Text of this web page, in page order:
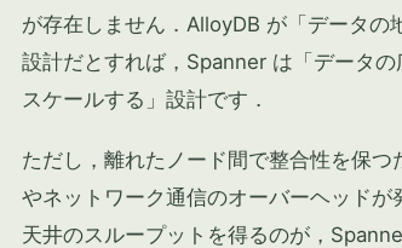
が存在しません．AlloyDB が「データの
設計だとすれば，Spanner は「データ
スケールする」設計です．
ただし，離れたノード間で整合性を保
やネットワーク通信のオーバーヘッド
天井のスループットを得るのが，